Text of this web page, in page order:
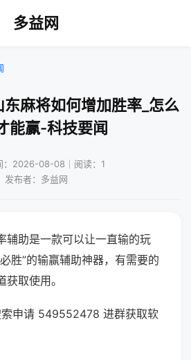
多益网
麻将如何增加胜率_怎么
能赢-科技要闻
：2026-08-08｜阅读：1
发布者：多益网
辅助是一款可以让一直输的玩
胜”的输赢辅助神器，有需要的
取使用。
申请 549552478 进群获取软